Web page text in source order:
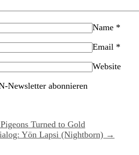
Name *
Email *
Website
Newsletter abonnieren
Turned to Gold
Yön Lapsi (Nightborn) →